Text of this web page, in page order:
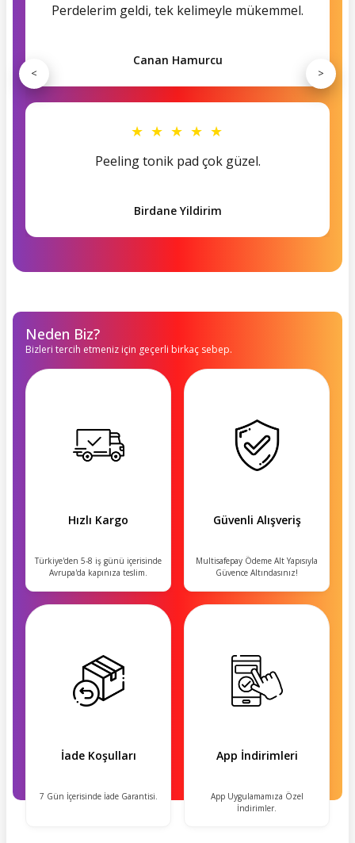
Perdelerim geldi, tek kelimeyle mükemmel.
Canan Hamurcu
★ ★ ★ ★ ★
Peeling tonik pad çok güzel.
Birdane Yildirim
< >
Neden Biz?
Bizleri tercih etmeniz için geçerli birkaç sebep.
Hızlı Kargo
Türkiye'den 5-8 iş günü içerisinde
Avrupa'da kapınıza teslim.
Güvenli Alışveriş
Multisafepay Ödeme Alt Yapısıyla
Güvence Altındasınız!
İade Koşulları
7 Gün İçerisinde İade Garantisi.
App İndirimleri
App Uygulamamıza Özel
İndirimler.